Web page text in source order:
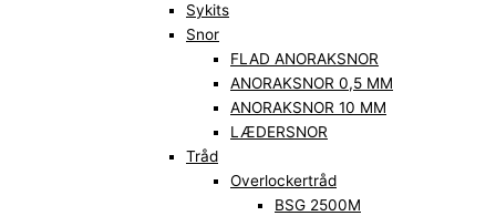
Sykits
Snor
FLAD ANORAKSNOR
ANORAKSNOR 0,5 MM
ANORAKSNOR 10 MM
LÆDERSNOR
Tråd
Overlockertråd
BSG 2500M